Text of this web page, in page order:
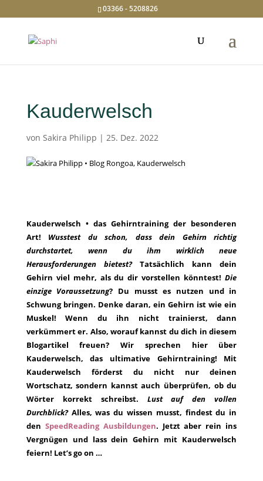
03366 - 5208826
Kauderwelsch
von Sakira Philipp | 25. Dez. 2022
Kauderwelsch •​ das Gehirntraining der besonderen
Art! Wusstest du schon, dass dein Gehirn richtig
durchstartet, wenn du ihm wirklich neue
Herausforderungen bietest?Tatsächlich kann dein
Gehirn viel mehr, als du dir vorstellen könntest!Die
einzige Voraussetzung? Du musst es nutzen und in
Schwung bringen. Denke daran, ein Gehirn ist wie ein
Muskel! Wenn du ihn nicht trainierst, dann
verkümmert er. Also, worauf kannst du dich in diesem
Blogartikel freuen? Wir sprechen hier über
Kauderwelsch, das ultimative Gehirntraining! Mit
Kauderwelsch förderst du nicht nur deinen
Wortschatz, sondern kannst auch überprüfen, ob du
Wörter korrekt schreibst. Lust auf den vollen
Durchblick?Alles, was du wissen musst, findest du in
den SpeedReading Ausbildungen. Jetzt aber rein ins
Vergnügen und lass dein Gehirn mit Kauderwelsch
feiern! Let’s go on …